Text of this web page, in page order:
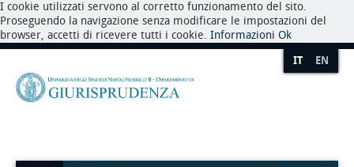
I cookie utilizzati servono al corretto funzionamento del sito.
Proseguendo la navigazione senza modificare le impostazioni del
browser, accetti di ricevere tutti i cookie. Informazioni Ok
IT EN